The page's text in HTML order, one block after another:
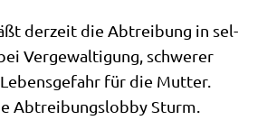
der­zeit die Abtrei­bung in sel­
Ver­ge­wal­ti­gung, schwe­rer
für die Mut­ter.
Abtrei­bungs­lob­by Sturm.